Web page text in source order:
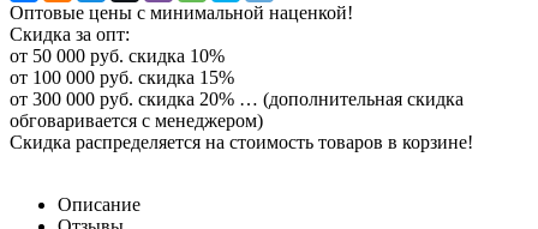
Оптовые цены с минимальной наценкой!
Скидка за опт:
от 50 000 руб. скидка 10%
от 100 000 руб. скидка 15%
от 300 000 руб. скидка 20% … (дополнительная скидка
обговаривается с менеджером)
Скидка распределяется на стоимость товаров в корзине!
Описание